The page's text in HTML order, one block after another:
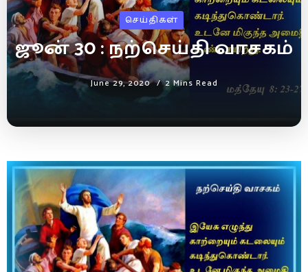
செய்திகள்
ஜூன் 30 : நற்செய்தி வாசகம்
June 29, 2020 2 Mins Read